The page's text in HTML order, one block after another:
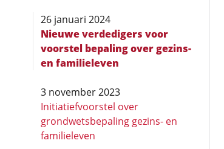
26 januari 2024
Nieuwe verdedigers voor
voorstel bepaling over gezins-
en familieleven
3 november 2023
Initiatiefvoorstel over
grondwetsbepaling gezins- en
familieleven